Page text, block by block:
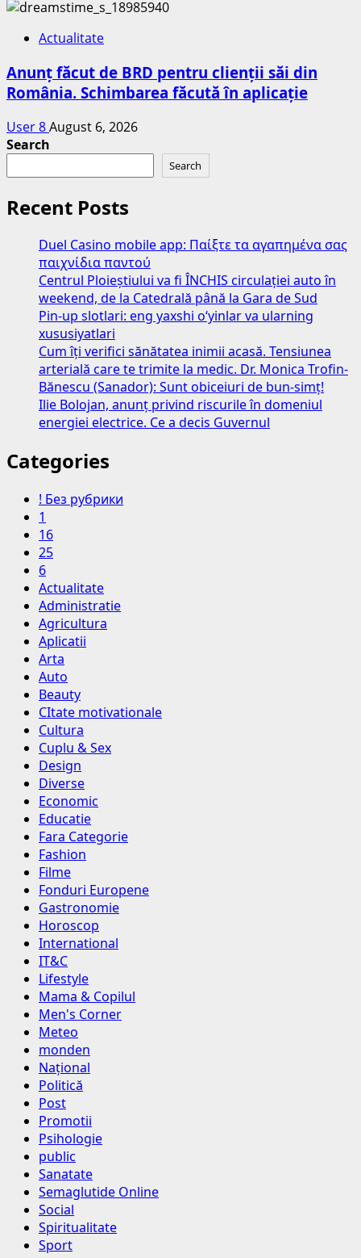
Actualitate
Anunț făcut de BRD pentru clienții săi din
România. Schimbarea făcută în aplicație
User 8August 6, 2026
Search
Search
Recent Posts
Duel Casino mobile app: Παίξτε τα αγαπημένα σας
παιχνίδια παντού
Centrul Ploieștiului va fi ÎNCHIS circulației auto în
weekend, de la Catedrală până la Gara de Sud
Pin-up slotlari: eng yaxshi o‘yinlar va ularning
xususiyatlari
Cum îți verifici sănătatea inimii acasă. Tensiunea
arterială care te trimite la medic. Dr. Monica Trofin-
Bănescu (Sanador): Sunt obiceiuri de bun-simț!
Ilie Bolojan, anunț privind riscurile în domeniul
energiei electrice. Ce a decis Guvernul
Categories
! Без рубрики
1
16
25
6
Actualitate
Administratie
Agricultura
Aplicatii
Arta
Auto
Beauty
CItate motivationale
Cultura
Cuplu & Sex
Design
Diverse
Economic
Educatie
Fara Categorie
Fashion
Filme
Fonduri Europene
Gastronomie
Horoscop
International
IT&C
Lifestyle
Mama & Copilul
Men's Corner
Meteo
monden
Național
Politică
Post
Promotii
Psihologie
public
Sanatate
Semaglutide Online
Social
Spiritualitate
Sport